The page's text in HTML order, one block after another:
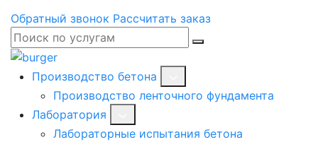
Обратный звонок Рассчитать заказ
Производство бетона
Производство ленточного фундамента
Лаборатория
Лабораторные испытания бетона